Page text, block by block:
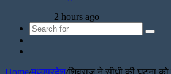
2 hours ago
Search